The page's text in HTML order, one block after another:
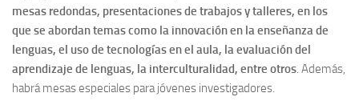
mesas redondas, presentaciones de trabajos y talleres, en los
que se abordan temas como la innovación en la enseñanza de
lenguas, el uso de tecnologías en el aula, la evaluación del
aprendizaje de lenguas, la interculturalidad, entre otros. Además,
habrá mesas especiales para jóvenes investigadores.